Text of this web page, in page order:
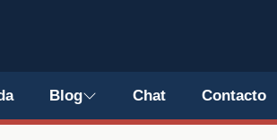
Blog Chat Contacto